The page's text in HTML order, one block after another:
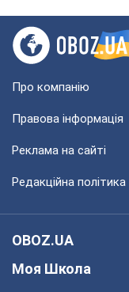
Про компанію
Правова інформація
Реклама на сайті
Редакційна політика
OBOZ.UA
Моя Школа